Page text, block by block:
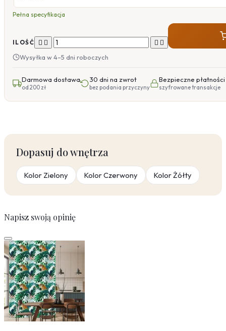
Pełna specyfikacja
ILOŚĆ    
Wysyłka w 4–5 dni roboczych
Darmowa dostawa
od 200 zł
30 dni na zwrot
bez podania przyczyny
Bezpieczne płatności
szyfrowane transakcje
Dopasuj do wnętrza
Kolor Zielony Kolor Czerwony Kolor Żółty
Napisz swoją opinię